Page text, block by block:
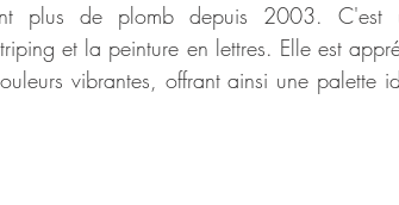
plus de plomb depuis 2003. C'est
et la peinture en lettres. Elle est
vibrantes, offrant ainsi une palette